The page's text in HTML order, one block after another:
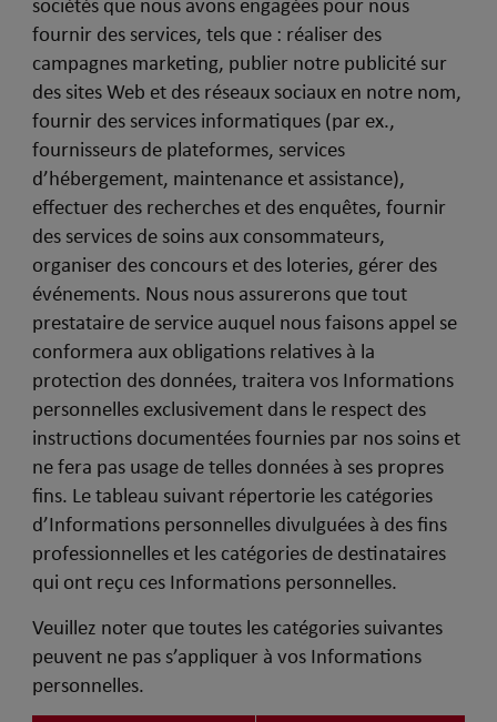
sociétés que nous avons engagées pour nous
fournir des services, tels que : réaliser des
campagnes marketing, publier notre publicité sur
des sites Web et des réseaux sociaux en notre nom,
fournir des services informatiques (par ex.,
fournisseurs de plateformes, services
d’hébergement, maintenance et assistance),
effectuer des recherches et des enquêtes, fournir
des services de soins aux consommateurs,
organiser des concours et des loteries, gérer des
événements. Nous nous assurerons que tout
prestataire de service auquel nous faisons appel se
conformera aux obligations relatives à la
protection des données, traitera vos Informations
personnelles exclusivement dans le respect des
instructions documentées fournies par nos soins et
ne fera pas usage de telles données à ses propres
fins. Le tableau suivant répertorie les catégories
d’Informations personnelles divulguées à des fins
professionnelles et les catégories de destinataires
qui ont reçu ces Informations personnelles.
Veuillez noter que toutes les catégories suivantes
peuvent ne pas s’appliquer à vos Informations
personnelles.